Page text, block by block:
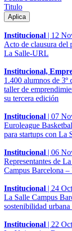
Titulo
Institucional | 12
Acto de clausura del
La Salle-URL
Institucional,
1.400 alumnos de
taller de
su tercera edición
Institucional | 07
Euroleague
para startups con La
Institucional | 06
Representantes de
Campus Barcelona
Institucional | 24
La Salle Campus
sostenibilidad
Institucional | 22